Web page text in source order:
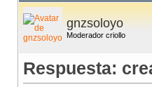
gnzsoloyo
Moderador criollo
Respuesta: